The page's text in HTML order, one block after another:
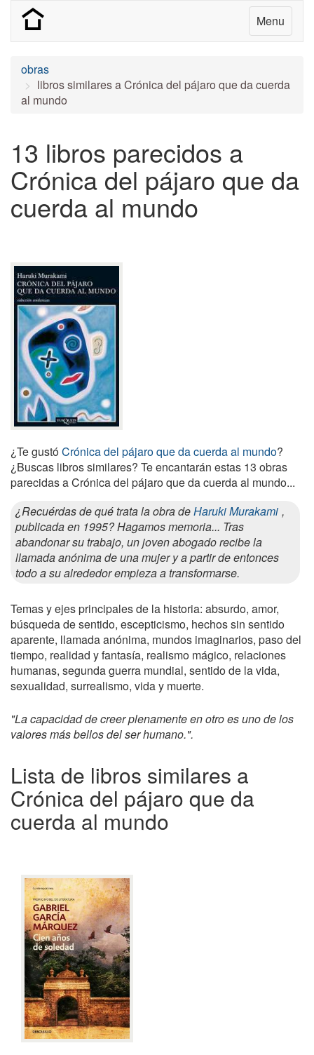
Menu
obras
libros similares a Crónica del pájaro que da cuerda
al mundo
13 libros parecidos a
Crónica del pájaro que da
cuerda al mundo
¿Te gustóCrónica del pájaro que da cuerda al mundo?
¿Buscas libros similares? Te encantarán estas 13 obras
parecidas a Crónica del pájaro que da cuerda al mundo...
¿Recuérdas de qué trata la obra deHaruki Murakami ,
publicada en 1995? Hagamos memoria... Tras
abandonar su trabajo, un joven abogado recibe la
llamada anónima de una mujer y a partir de entonces
todo a su alrededor empieza a transformarse.
Temas y ejes principales de la historia: absurdo, amor,
búsqueda de sentido, escepticismo, hechos sin sentido
aparente, llamada anónima, mundos imaginarios, paso del
tiempo, realidad y fantasía, realismo mágico, relaciones
humanas, segunda guerra mundial, sentido de la vida,
sexualidad, surrealismo, vida y muerte.
"La capacidad de creer plenamente en otro es uno de los
valores más bellos del ser humano.".
Lista de libros similares a
Crónica del pájaro que da
cuerda al mundo